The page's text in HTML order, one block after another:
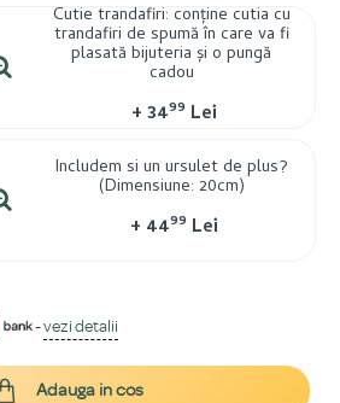
-vezi detalii
Cutie trandafiri: conține cutia cu
trandafiri de spumă în care va fi
plasată bijuteria și o pungă
cadou
+3499 Lei
Includem si un ursulet de plus?
(Dimensiune: 20cm)
+ 4499 Lei
Adauga in cos